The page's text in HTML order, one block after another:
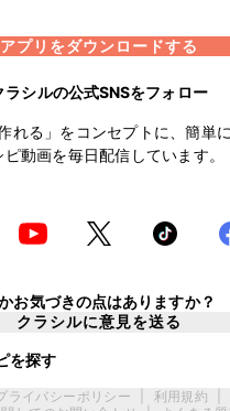
アプリをダウンロードする
ラシルの公式SNSをフォロー
れる」をコンセプトに、簡単
ピ動画を毎日配信しています。
お気づきの点はありますか？
クラシルに意見を送る
を探す
ライバシーポリシー 利用規約